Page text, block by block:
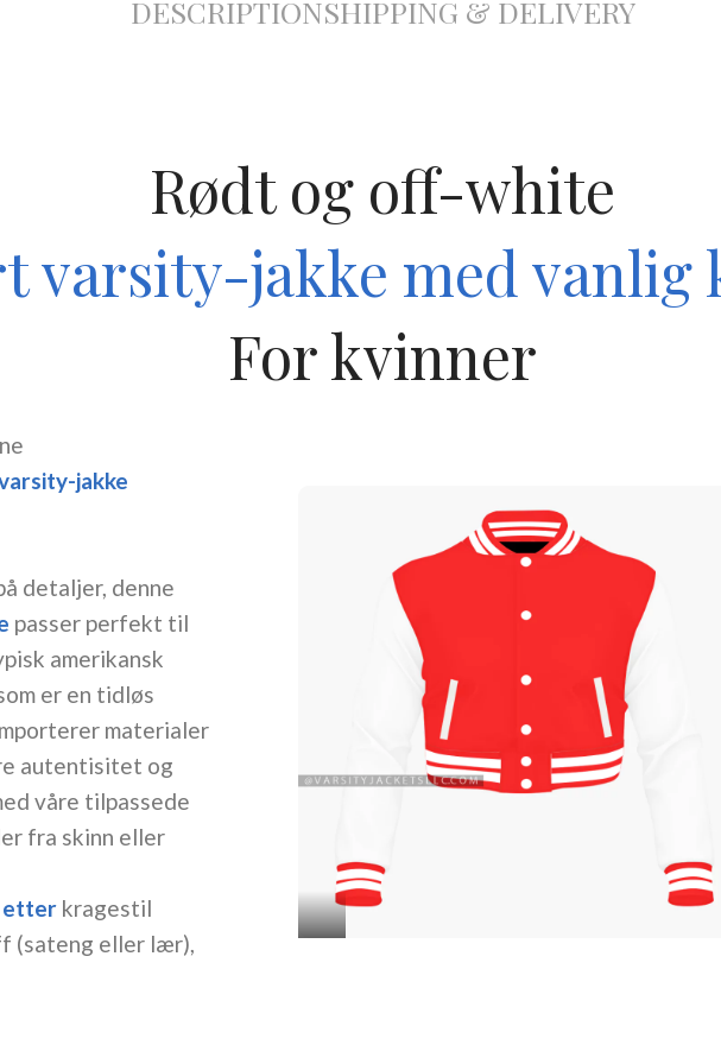
DESCRIPTIONSHIPPING & DELIVERY
Rødt og off-white
varsity-jakke med vanlig
For kvinner
jakke
detaljer, denne
passer perfekt til
amerikansk
er en tidløs
materialer
autentisitet og
våre tilpassede
fra skinn eller
etter kragestil
(sateng eller lær),